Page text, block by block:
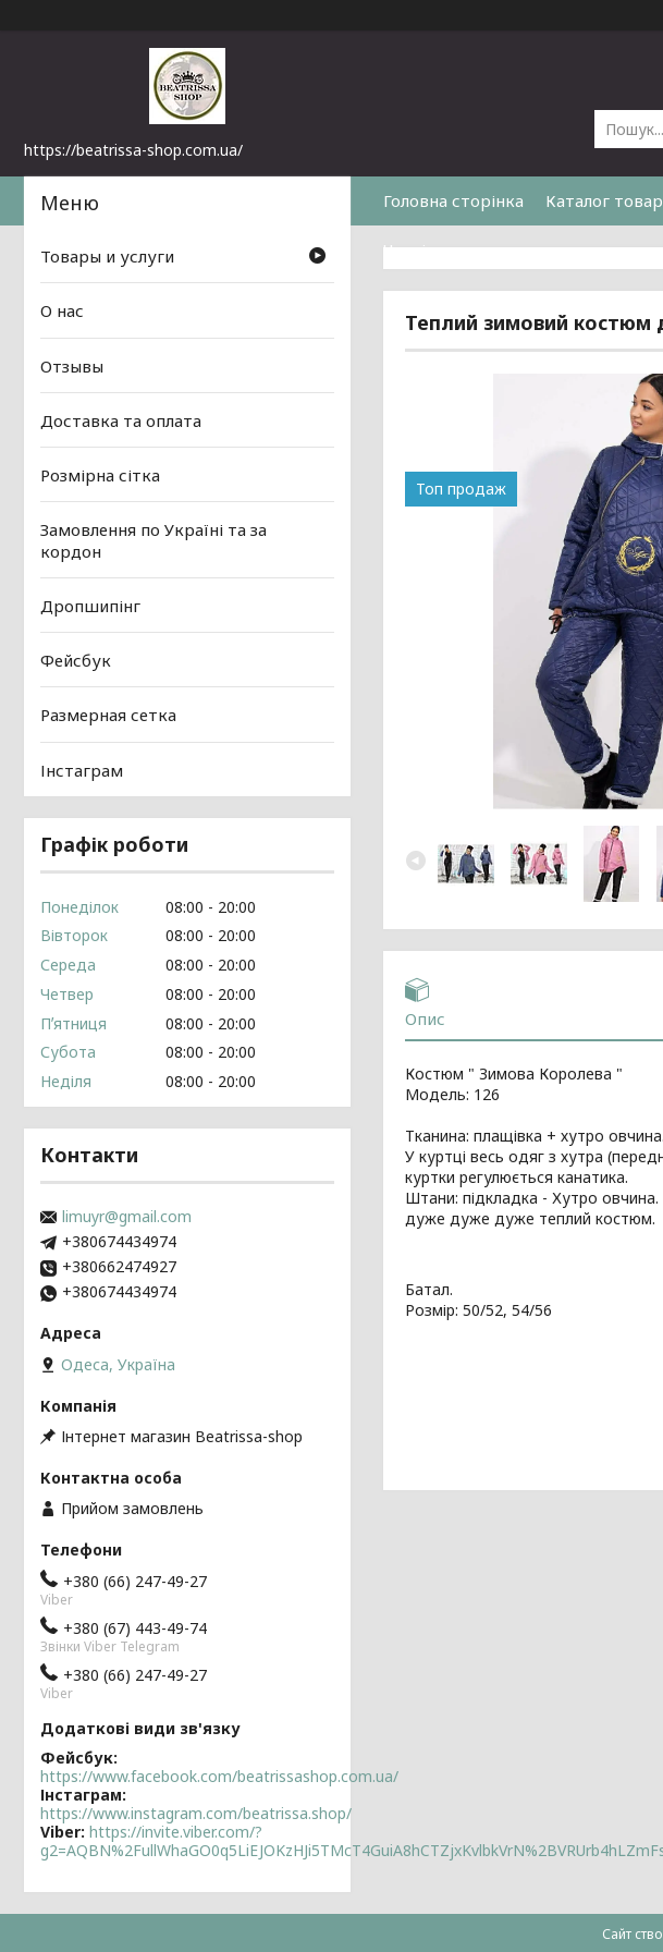
https://beatrissa-shop.com.ua/
Головна сторінка Каталог
Часті питання
Теплий зимовий костюм
Топ продаж
Опис
Костюм " Зимова Королева "
Модель: 126
Тканина: плащівка + хутро овчина.
У куртці весь одяг з хутра
куртки регулюється канатика.
Штани: підкладка - Хутро овчина.
дуже дуже дуже теплий костюм.
Батал.
Розмір: 50/52, 54/56
Товары и услуги
О нас
Отзывы
Доставка та оплата
Розмірна сітка
Замовлення по Україні та за
кордон
Дропшипінг
Фейсбук
Размерная сетка
Інстаграм
Графік роботи
Понеділок 08:00
20:00
Вівторок
08:00
20:00
Середа
08:00
20:00
Четвер
08:00
20:00
Пʼятниця
08:00
20:00
Субота
08:00
20:00
Неділя
08:00 20:00
Контакти
limuyr@gmail.com
+380674434974
+380662474927
+380674434974
Одеса, Україна
Інтернет магазин Beatrissa-shop
Прийом замовлень
+380 (66) 247-49-27
Viber
+380 (67) 443-49-74
Звінки Viber Telegram
+380 (66) 247-49-27
Viber
Фейсбук
https://www.facebook.com/beatrissashop.com.ua/
Інстаграм
https://www.instagram.com/beatrissa.shop/
Viber https://invite.viber.com/?
Сайт